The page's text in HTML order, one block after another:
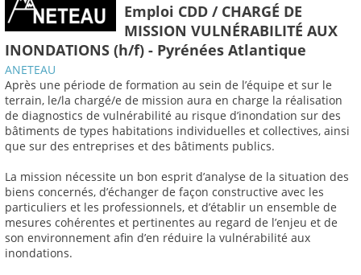
Emploi CDD / CHARGÉ DE
MISSION VULNÉRABILITÉ AUX
INONDATIONS (h/f) - Pyrénées Atlantique
ANETEAU
Après une période de formation au sein de l’équipe et sur le
terrain, le/la chargé/e de mission aura en charge la réalisation
de diagnostics de vulnérabilité au risque d’inondation sur des
bâtiments de types habitations individuelles et collectives, ainsi
que sur des entreprises et des bâtiments publics.
La mission nécessite un bon esprit d’analyse de la situation des
biens concernés, d’échanger de façon constructive avec les
particuliers et les professionnels, et d’établir un ensemble de
mesures cohérentes et pertinentes au regard de l’enjeu et de
son environnement afin d’en réduire la vulnérabilité aux
inondations.